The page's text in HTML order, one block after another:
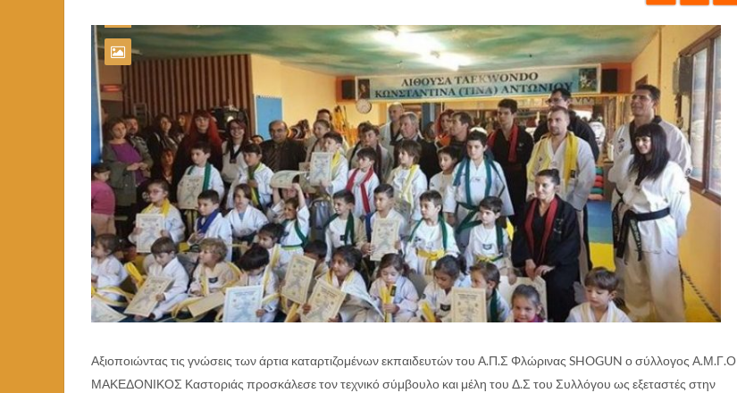
Αξιοποιώντας τις γνώσεις των άρτια καταρτιζομένων εκπαιδευτών του Α.Π.Σ Φλώρινας SHOGUN ο σύλλογος Α.Μ.Γ.Ο
ΜΑΚΕΔΟΝΙΚΟΣ Καστοριάς προσκάλεσε τον τεχνικό σύμβουλο και μέλη του Δ.Σ του Συλλόγου ως εξεταστές στην